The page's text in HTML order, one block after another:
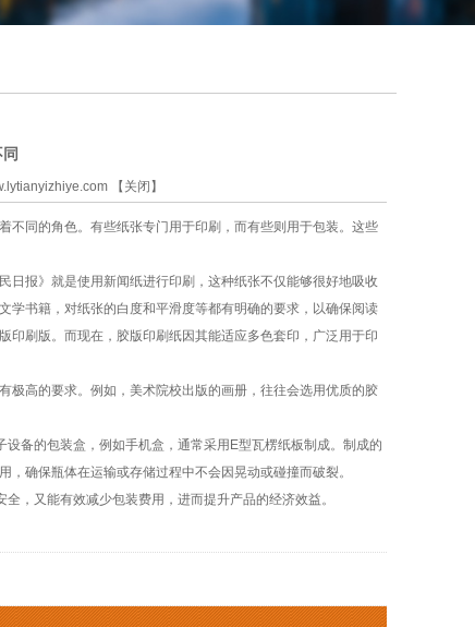
【关闭】
同的角色。有些纸张专门用于印刷，而有些则用于包装。这些
报》就是使用新闻纸进行印刷，这种纸张不仅能够很好地吸收
学书籍，对纸张的白度和平滑度等都有明确的要求，以确保阅读
印刷版。而现在，胶版印刷纸因其能适应多色套印，广泛用于印
高的要求。例如，美术院校出版的画册，往往会选用优质的胶
的包装盒，例如手机盒，通常采用E型瓦楞纸板制成。制成的
确保瓶体在运输或存储过程中不会因晃动或碰撞而破裂。
又能有效减少包装费用，进而提升产品的经济效益。